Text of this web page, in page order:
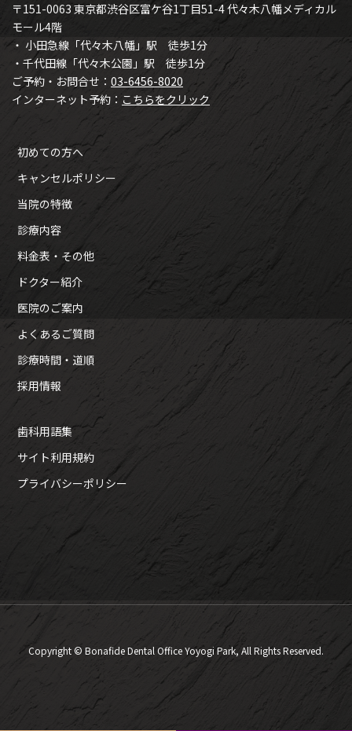
〒151-0063 東京都渋谷区富ケ谷1丁目51-4 代々木八幡メディカル
モール4階
・ 小田急線「代々木八幡」駅 徒歩1分
・千代田線「代々木公園」駅 徒歩1分
ご予約・お問合せ： 03-6456-8020
インターネット予約： こちらをクリック
初めての方へ
キャンセルポリシー
当院の特徴
診療内容
料金表・その他
ドクター紹介
医院のご案内
よくあるご質問
診療時間・道順
採用情報
歯科用語集
サイト利用規約
プライバシーポリシー
Copyright © Bonafide Dental Office Yoyogi Park, All Rights Reserved.